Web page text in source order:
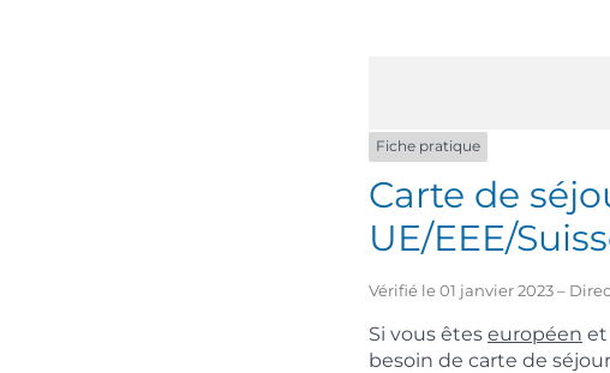
Fiche pratique
Carte de
UE/EEE/
Vérifié le 01 janvier 2023 –
Si vous êtes européen et
besoin de carte de